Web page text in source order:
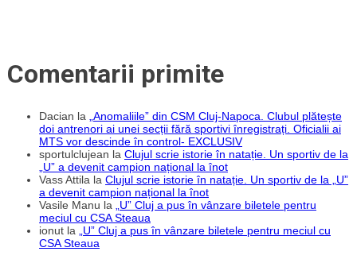
Comentarii primite
Dacian la „Anomaliile” din CSM Cluj-Napoca. Clubul plătește
doi antrenori ai unei secții fără sportivi înregistrați. Oficialii ai
MTS vor descinde în control- EXCLUSIV
sportulclujean la Clujul scrie istorie în natație. Un sportiv de la
„U” a devenit campion național la înot
Vass Attila la Clujul scrie istorie în natație. Un sportiv de la „U”
a devenit campion național la înot
Vasile Manu la „U” Cluj a pus în vânzare biletele pentru
meciul cu CSA Steaua
ionut la „U” Cluj a pus în vânzare biletele pentru meciul cu
CSA Steaua